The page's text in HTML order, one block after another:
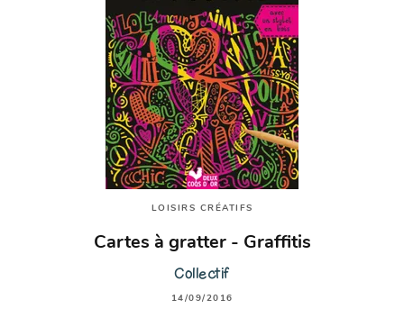
LOISIRS CRÉATIFS
Cartes à gratter - Graffitis
Collectif
14/09/2016